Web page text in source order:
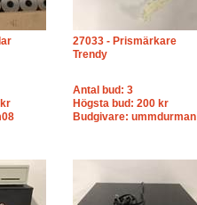
27033 - Prismärkare
Trendy
Antal bud: 3
Högsta bud: 200 kr
Budgivare: ummdurman